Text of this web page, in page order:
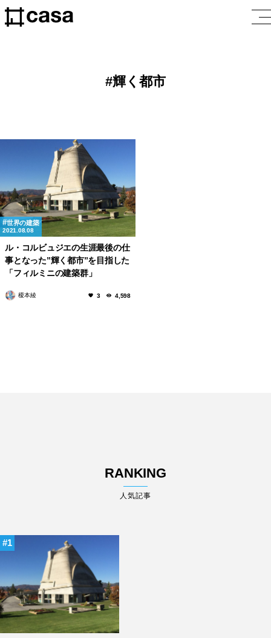
輝く都市
世界の建築
2021.08.08
ル・コルビュジエの生涯最後の仕
事となった”輝く都市”を目指した
「フィルミニの建築群」
榎本綾 3 4,598
RANKING
人気記事
1